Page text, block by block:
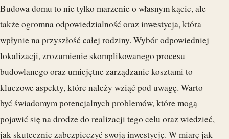
Budowa domu to nie tylko marzenie o własnym kącie, ale
także ogromna odpowiedzialność oraz inwestycja, która
wpłynie na przyszłość całej rodziny. Wybór odpowiedniej
lokalizacji, zrozumienie skomplikowanego procesu
budowlanego oraz umiejętne zarządzanie kosztami to
kluczowe aspekty, które należy wziąć pod uwagę. Warto
być świadomym potencjalnych problemów, które mogą
pojawić się na drodze do realizacji tego celu oraz wiedzieć,
jak skutecznie zabezpieczyć swoją inwestycję. W miarę jak